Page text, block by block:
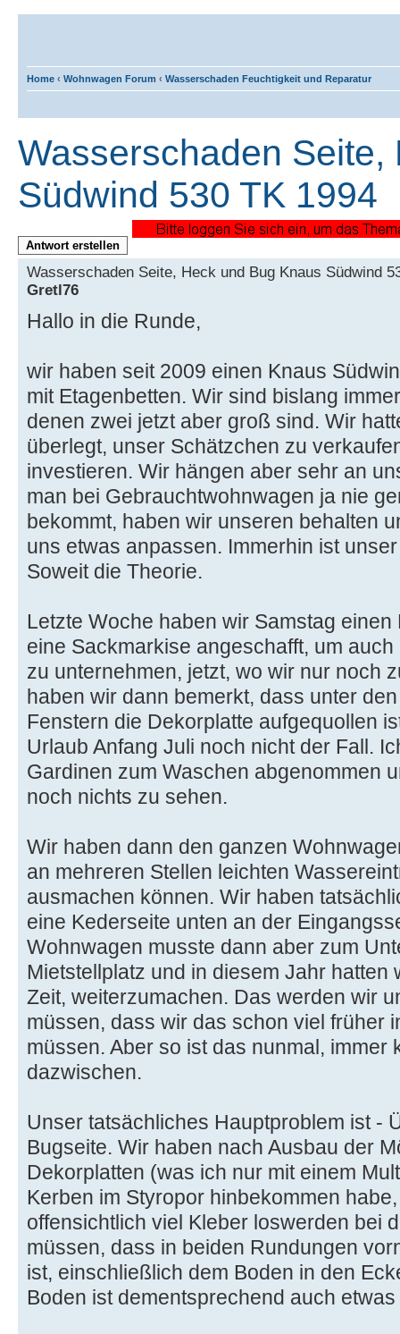
Home ‹ Wohnwagen Forum ‹ Wasserschaden Feuchtigkeit und Reparatur
Wasserschaden
Südwind 530 TK 1994
Antwort erstellen
Wasserschaden Seite, Heck und Bug Knaus Südwind
Gretl76
Hallo in die Runde,
wir haben seit 2009 einen Knaus
mit Etagenbetten. Wir sind bislang
denen zwei jetzt aber groß sind. Wir
überlegt, unser Schätzchen zu
investieren. Wir hängen aber sehr an
man bei Gebrauchtwohnwagen ja nie
bekommt, haben wir unseren behalten
uns etwas anpassen. Immerhin ist
Soweit die Theorie.
Letzte Woche haben wir Samstag
eine Sackmarkise angeschafft, um
zu unternehmen, jetzt, wo wir nur noch
haben wir dann bemerkt, dass unter
Fenstern die Dekorplatte aufgequollen
Urlaub Anfang Juli noch nicht der Fall.
Gardinen zum Waschen abgenommen
noch nichts zu sehen.
Wir haben dann den ganzen
an mehreren Stellen leichten
ausmachen können. Wir haben
eine Kederseite unten an der
Wohnwagen musste dann aber zum
Mietstellplatz und in diesem Jahr hatten
Zeit, weiterzumachen. Das werden wir
müssen, dass wir das schon viel früher
müssen. Aber so ist das nunmal, immer
dazwischen.
Unser tatsächliches Hauptproblem ist -
Bugseite. Wir haben nach Ausbau der
Dekorplatten (was ich nur mit einem
Kerben im Styropor hinbekommen
offensichtlich viel Kleber loswerden bei
müssen, dass in beiden Rundungen
ist, einschließlich dem Boden in den
Boden ist dementsprechend auch